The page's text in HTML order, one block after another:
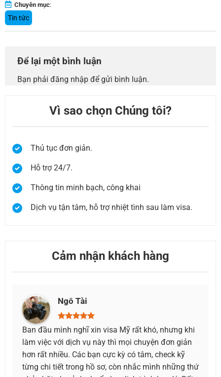
Chuyên mục:
Tin tức
Để lại một bình luận
Bạn phải đăng nhập để gửi bình luận.
Vì sao chọn Chúng tôi?
Thủ tục đơn giản.
Hỗ trợ 24/7.
Thông tin minh bạch, công khai
Dịch vụ tận tâm, hỗ trợ nhiệt tình sau làm visa.
Cảm nhận khách hàng
Ngô Tài
Ban đầu mình nghĩ xin visa Mỹ rất khó, nhưng khi
làm việc với dịch vụ này thì mọi chuyện đơn giản
hơn rất nhiều. Các bạn cực kỳ có tâm, check kỹ
từng chi tiết trong hồ sơ, còn nhắc mình những thứ